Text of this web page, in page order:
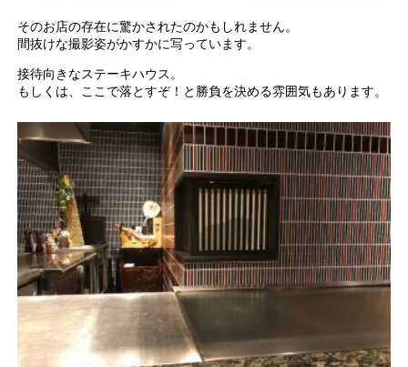
そのお店の存在に驚かされたのかもしれません。
間抜けな撮影姿がかすかに写っています。
接待向きなステーキハウス。
もしくは、ここで落とすぞ！と勝負を決める雰囲気もあります。